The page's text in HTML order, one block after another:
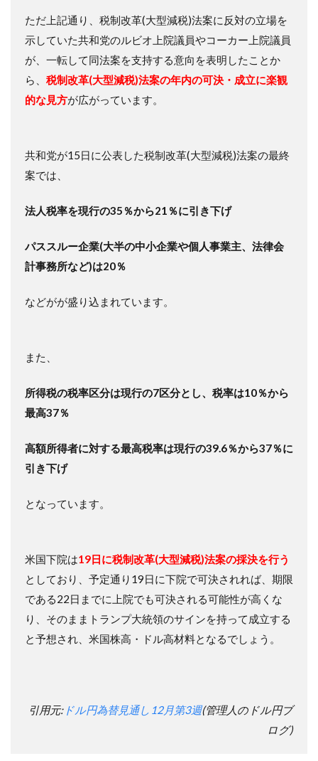
ただ上記通り、税制改革(大型減税)法案に反対の立場を
示していた共和党のルビオ上院議員やコーカー上院議員
が、一転して同法案を支持する意向を表明したことか
ら、 税制改革(大型減税)法案の年内の可決・成立に楽観
的な見方が広がっています。
共和党が15日に公表した税制改革(大型減税)法案の最終
案では、
法人税率を現行の35％から21％に引き下げ
パススルー企業(大半の中小企業や個人事業主、法律会
計事務所など)は20％
などがが盛り込まれています。
また、
所得税の税率区分は現行の7区分とし、税率は10％から
最高37％
高額所得者に対する最高税率は現行の39.6％から37％に
引き下げ
となっています。
米国下院は19日に税制改革(大型減税)法案の採決を行う
としており、予定通り19日に下院で可決されれば、期限
である22日までに上院でも可決される可能性が高くな
り、そのままトランプ大統領のサインを持って成立する
と予想され、米国株高・ドル高材料となるでしょう。
引用元:ドル円為替見通し12月第3週(管理人のドル円ブ
ログ)